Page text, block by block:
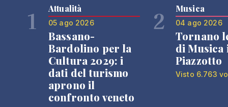
1 Attualità
05 ago 2026
Bassano-
Bardolino per la
Cultura 2029: i
dati del turismo
aprono il
confronto veneto
2 Musica
04 ago 2026
Tornano
di Musica
Piazzotto
Visto 6.763